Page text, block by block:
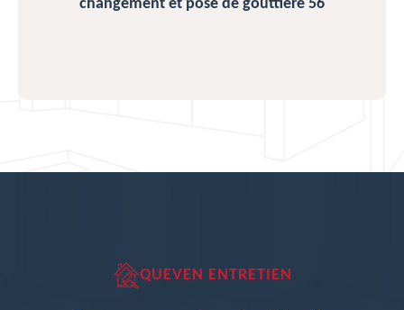
changement et pose de gouttière 56
QUEVEN ENTRETIEN